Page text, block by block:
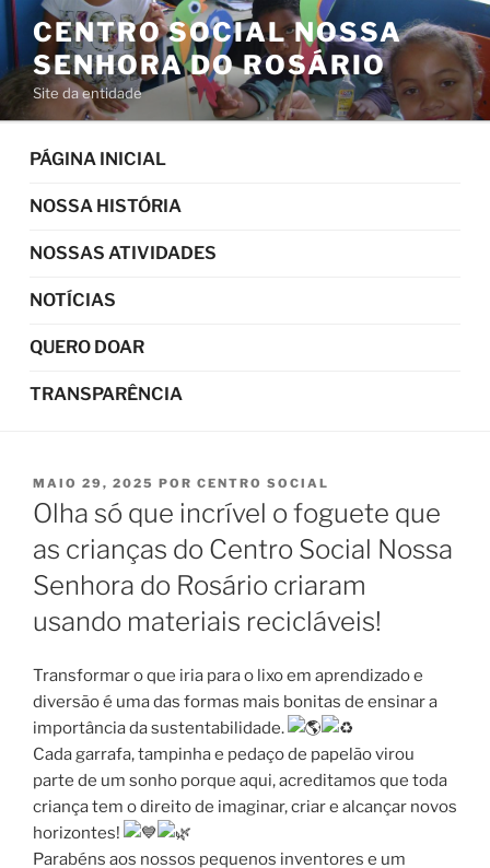
Pular
para
conteúdo
CENTRO SOCIAL NOSSA
SENHORA DO ROSÁRIO
Site da entidade
PÁGINA INICIAL
NOSSA HISTÓRIA
NOSSAS ATIVIDADES
NOTÍCIAS
QUERO DOAR
TRANSPARÊNCIA
PUBLICADO
EM
MAIO 29, 2025 POR CENTRO SOCIAL
Olha só que incrível o foguete que
as crianças do Centro Social Nossa
Senhora do Rosário criaram
usando materiais recicláveis!
Transformar o que iria para o lixo em aprendizado e
diversão é uma das formas mais bonitas de ensinar a
importância da sustentabilidade.
Cada garrafa, tampinha e pedaço de papelão virou
parte de um sonho porque aqui, acreditamos que toda
criança tem o direito de imaginar, criar e alcançar novos
horizontes!
Parabéns aos nossos pequenos inventores e um